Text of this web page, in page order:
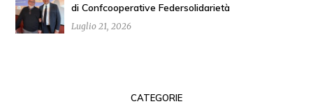
di Confcooperative Federsolidarietà
Luglio 21, 2026
CATEGORIE